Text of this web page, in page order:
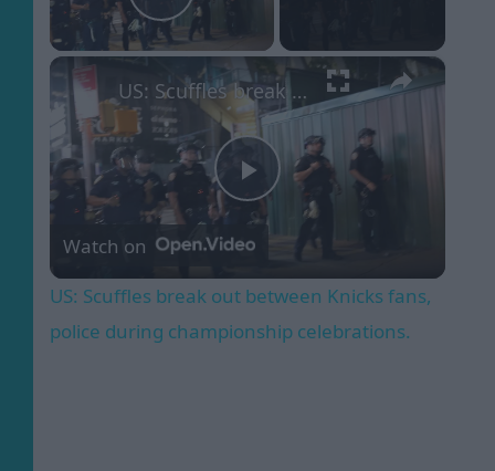
Play Video
×
Play
US: Scuffles break out between Knicks fans, police during championship celebrations.
Watch on
US: Scuffles break out between Knicks fans,
police during championship celebrations.